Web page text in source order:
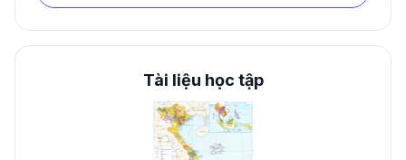
Tài liệu học tập